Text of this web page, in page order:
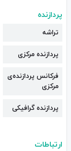
پردازنده
تراشه
پردازنده مرکزی
فرکانس پردازنده‌ی
مرکزی
پردازنده گرافیکی
ارتباطات